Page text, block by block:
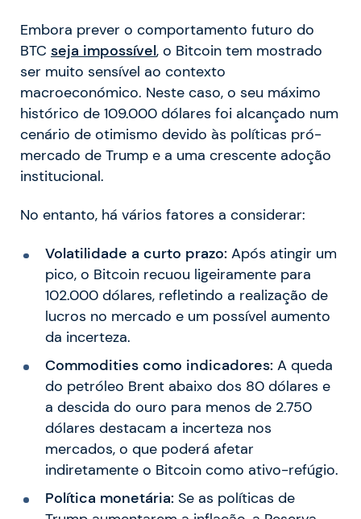
Embora prever o comportamento futuro do
BTC seja impossível, o Bitcoin tem mostrado
ser muito sensível ao contexto
macroeconómico. Neste caso, o seu máximo
histórico de 109.000 dólares foi alcançado num
cenário de otimismo devido às políticas pró-
mercado de Trump e a uma crescente adoção
institucional.
No entanto, há vários fatores a considerar:
Volatilidade a curto prazo: Após atingir um
pico, o Bitcoin recuou ligeiramente para
102.000 dólares, refletindo a realização de
lucros no mercado e um possível aumento
da incerteza.
Commodities como indicadores: A queda
do petróleo Brent abaixo dos 80 dólares e
a descida do ouro para menos de 2.750
dólares destacam a incerteza nos
mercados, o que poderá afetar
indiretamente o Bitcoin como ativo-refúgio.
Política monetária: Se as políticas de